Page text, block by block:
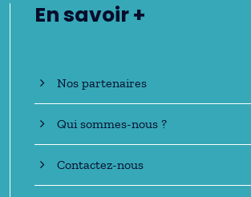
En savoir +
Nos partenaires
Qui sommes-nous ?
Contactez-nous